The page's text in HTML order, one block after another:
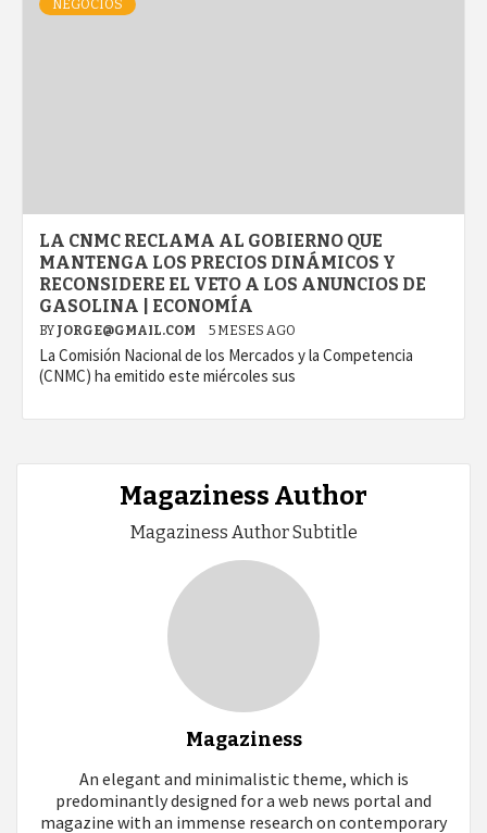
NEGOCIOS
LA CNMC RECLAMA AL GOBIERNO QUE
MANTENGA LOS PRECIOS DINÁMICOS Y
RECONSIDERE EL VETO A LOS ANUNCIOS DE
GASOLINA | ECONOMÍA
BY JORGE@GMAIL.COM 5 MESES AGO
La Comisión Nacional de los Mercados y la Competencia
(CNMC) ha emitido este miércoles sus
Magaziness Author
Magaziness Author Subtitle
Magaziness
An elegant and minimalistic theme, which is
predominantly designed for a web news portal and
magazine with an immense research on contemporary